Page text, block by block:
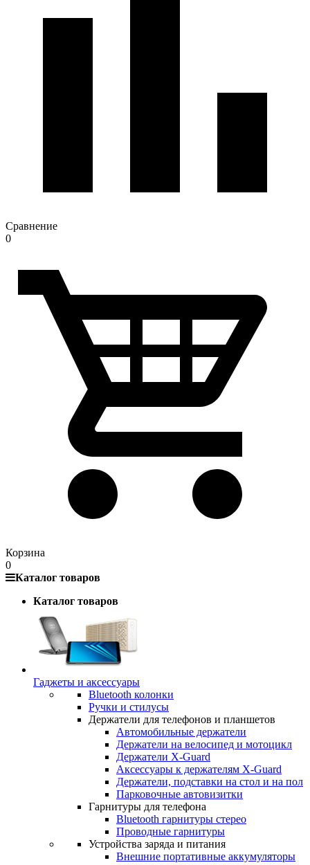
Сравнение
0
Корзина
0
Каталог товаров
Каталог товаров
Гаджеты и аксессуары
Bluetooth колонки
Ручки и стилусы
Держатели для телефонов и планшетов
Автомобильные держатели
Держатели на велосипед и мотоцикл
Держатели X-Guard
Аксессуары к держателям X-Guard
Держатели, подставки на стол и на пол
Парковочные автовизитки
Гарнитуры для телефона
Bluetooth гарнитуры стерео
Проводные гарнитуры
Устройства заряда и питания
Внешние портативные аккумуляторы